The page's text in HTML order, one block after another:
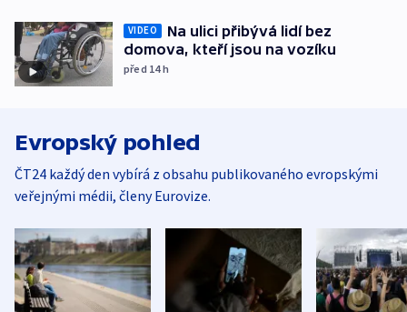
VIDEO
Na ulici přibývá lidí bez
domova, kteří jsou na vozíku
před 14h
Evropský pohled
ČT24 každý den vybírá z obsahu publikovaného evropskými
veřejnými médii, členy Eurovize.